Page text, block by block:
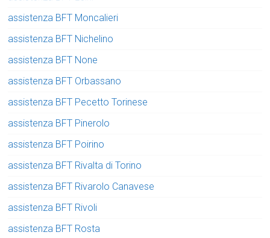
assistenza BFT Moncalieri
assistenza BFT Nichelino
assistenza BFT None
assistenza BFT Orbassano
assistenza BFT Pecetto Torinese
assistenza BFT Pinerolo
assistenza BFT Poirino
assistenza BFT Rivalta di Torino
assistenza BFT Rivarolo Canavese
assistenza BFT Rivoli
assistenza BFT Rosta